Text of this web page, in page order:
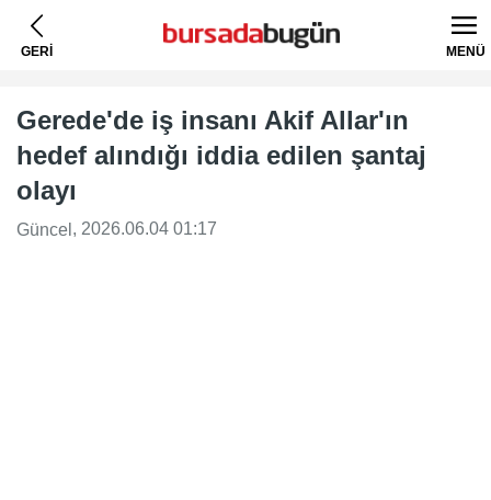
GERİ MENÜ
Gerede'de iş insanı Akif Allar'ın
hedef alındığı iddia edilen şantaj
olayı
Güncel , 2026.06.04 01:17